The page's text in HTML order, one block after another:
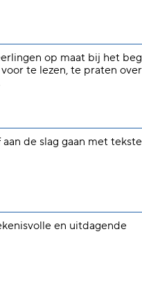
op maat bij het
te lezen, te praten
de slag gaan met
en uitdagende